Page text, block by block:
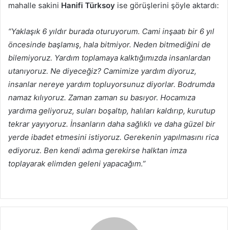
mahalle sakini Hanifi Türksoy ise görüşlerini şöyle aktardı:
“Yaklaşık 6 yıldır burada oturuyorum. Cami inşaatı bir 6 yıl
öncesinde başlamış, hala bitmiyor. Neden bitmediğini de
bilemiyoruz. Yardım toplamaya kalktığımızda insanlardan
utanıyoruz. Ne diyeceğiz? Camimize yardım diyoruz,
insanlar nereye yardım topluyorsunuz diyorlar. Bodrumda
namaz kılıyoruz. Zaman zaman su basıyor. Hocamıza
yardıma geliyoruz, suları boşaltıp, halıları kaldırıp, kurutup
tekrar yayıyoruz. İnsanların daha sağlıklı ve daha güzel bir
yerde ibadet etmesini istiyoruz. Gerekenin yapılmasını rica
ediyoruz. Ben kendi adıma gerekirse halktan imza
toplayarak elimden geleni yapacağım.”